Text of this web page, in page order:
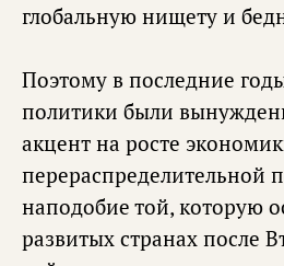
глобальную нищету и
Поэтому в последние
политики были
акцент на росте
перераспределительной
наподобие той, которую
развитых странах после